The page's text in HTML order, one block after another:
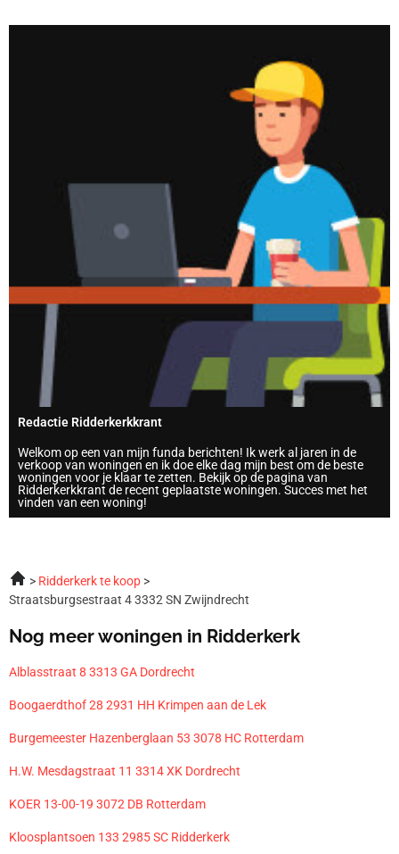
Redactie Ridderkerkkrant
Welkom op een van mijn funda berichten! Ik werk al jaren in de
verkoop van woningen en ik doe elke dag mijn best om de beste
woningen voor je klaar te zetten. Bekijk op de pagina van
Ridderkerkkrant de recent geplaatste woningen. Succes met het
vinden van een woning!
Ridderkerk te koop
Straatsburgsestraat 4 3332 SN Zwijndrecht
Nog meer woningen in Ridderkerk
Alblasstraat 8 3313 GA Dordrecht
Boogaerdthof 28 2931 HH Krimpen aan de Lek
Burgemeester Hazenberglaan 53 3078 HC Rotterdam
H.W. Mesdagstraat 11 3314 XK Dordrecht
KOER 13-00-19 3072 DB Rotterdam
Kloosplantsoen 133 2985 SC Ridderkerk